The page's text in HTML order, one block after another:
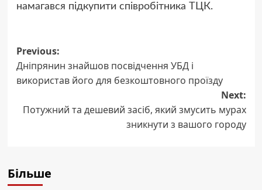
намагався підкупити співробітника ТЦК.
Post
navigation
Previous:
Дніпрянин знайшов посвідчення УБД і
використав його для безкоштовного проїзду
Next:
Потужний та дешевий засіб, який змусить мурах
зникнути з вашого городу
Більше